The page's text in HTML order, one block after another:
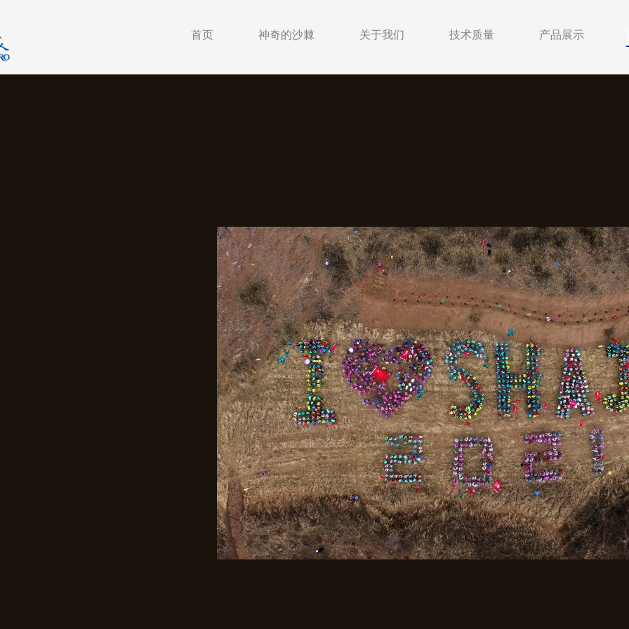
首页 神奇的沙棘 关于我们 技术质量 产品展示